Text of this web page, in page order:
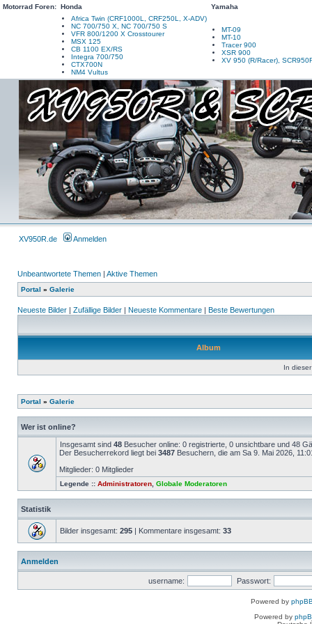
Motorrad Foren: Honda
Yamaha
Africa Twin (CRF1000L, CRF250L, X-ADV)
NC 700/750 X, NC 700/750 S
VFR 800/1200 X Crosstourer
MSX 125
CB 1100 EX/RS
Integra 700/750
CTX700N
NM4 Vultus
MT-09
MT-10
Tracer 900
XSR 900
XV 950 (R/Racer),
XV950R.de Anmelden
Unbeantwortete Themen | Aktive Themen
Portal » Galerie
Neueste Bilder | Zufällige Bilder | Neueste Kommentare | Beste Bewertungen
Album
In
Portal » Galerie
Wer ist online?
Insgesamt sind 48 Besucher online: 0 registrierte, 0 unsichtbare und 48
Der Besucherrekord liegt bei 3487 Besuchern, die am Sa 9. Mai 2026,
Mitglieder: 0 Mitglieder
Legende :: Administratoren Globale Moderatoren
Statistik
Bilder insgesamt: 295 | Kommentare insgesamt: 33
Anmelden
username: Passwort:
Powered by
Powered by